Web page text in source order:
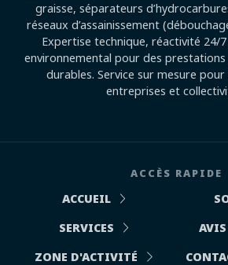
graisse, séparateurs
réseaux d’assainissement
Expertise technique, réactivité 24/
environnemental pour des
durables. Service sur mesure
entreprises et
ACCÈS RAPIDE
ACCUEIL
SERVICES
ZONE D'ACTIVITÉ